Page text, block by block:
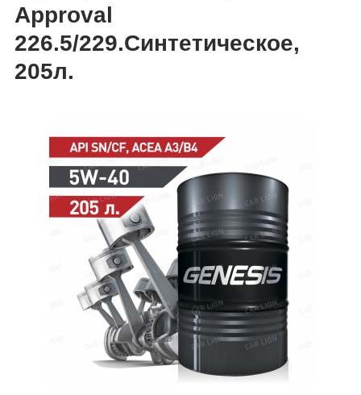
Approval
226.5/229.Синтетическое,
205л.